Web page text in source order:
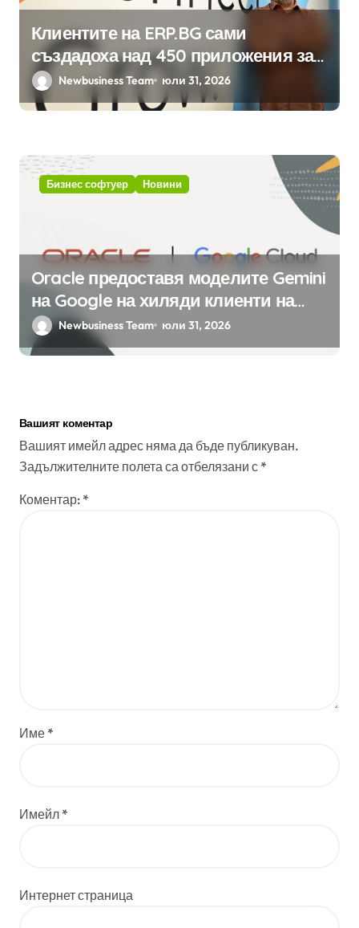
Клиентите на ERP.BG сами
създадоха над 450 приложения за
ERP системата с помощта на
вградения в нея изкуствен
Newbusiness Team юли 31, 2026
Бизнес софтуер Новини
Oracle предоставя моделите Gemini
на Google на хиляди клиенти на
бизнес приложения
Newbusiness Team юли 31, 2026
Вашият коментар
Вашият имейл адрес няма да бъде публикуван.
Задължителните полета са отбелязани с *
Коментар: *
Име *
Имейл *
Интернет страница